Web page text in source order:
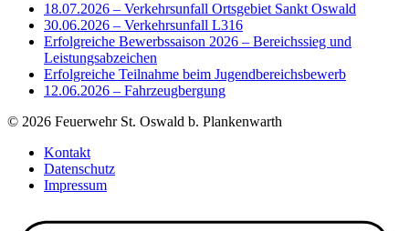
18.07.2026 – Verkehrsunfall Ortsgebiet Sankt Oswald
30.06.2026 – Verkehrsunfall L316
Erfolgreiche Bewerbssaison 2026 – Bereichssieg und
Leistungsabzeichen
Erfolgreiche Teilnahme beim Jugendbereichsbewerb
12.06.2026 – Fahrzeugbergung
© 2026 Feuerwehr St. Oswald b. Plankenwarth
Kontakt
Datenschutz
Impressum